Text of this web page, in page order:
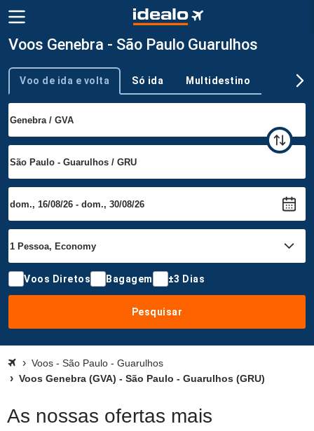
Voos Genebra - São Paulo Guarulhos
Tipo de viagem
Voo de ida e volta Só ida Multidestino
Voos Diretos Bagagem ±3 Dias
Pesquisar
Voos - São Paulo - Guarulhos
Voos Genebra (GVA) - São Paulo - Guarulhos (GRU)
As nossas ofertas mais